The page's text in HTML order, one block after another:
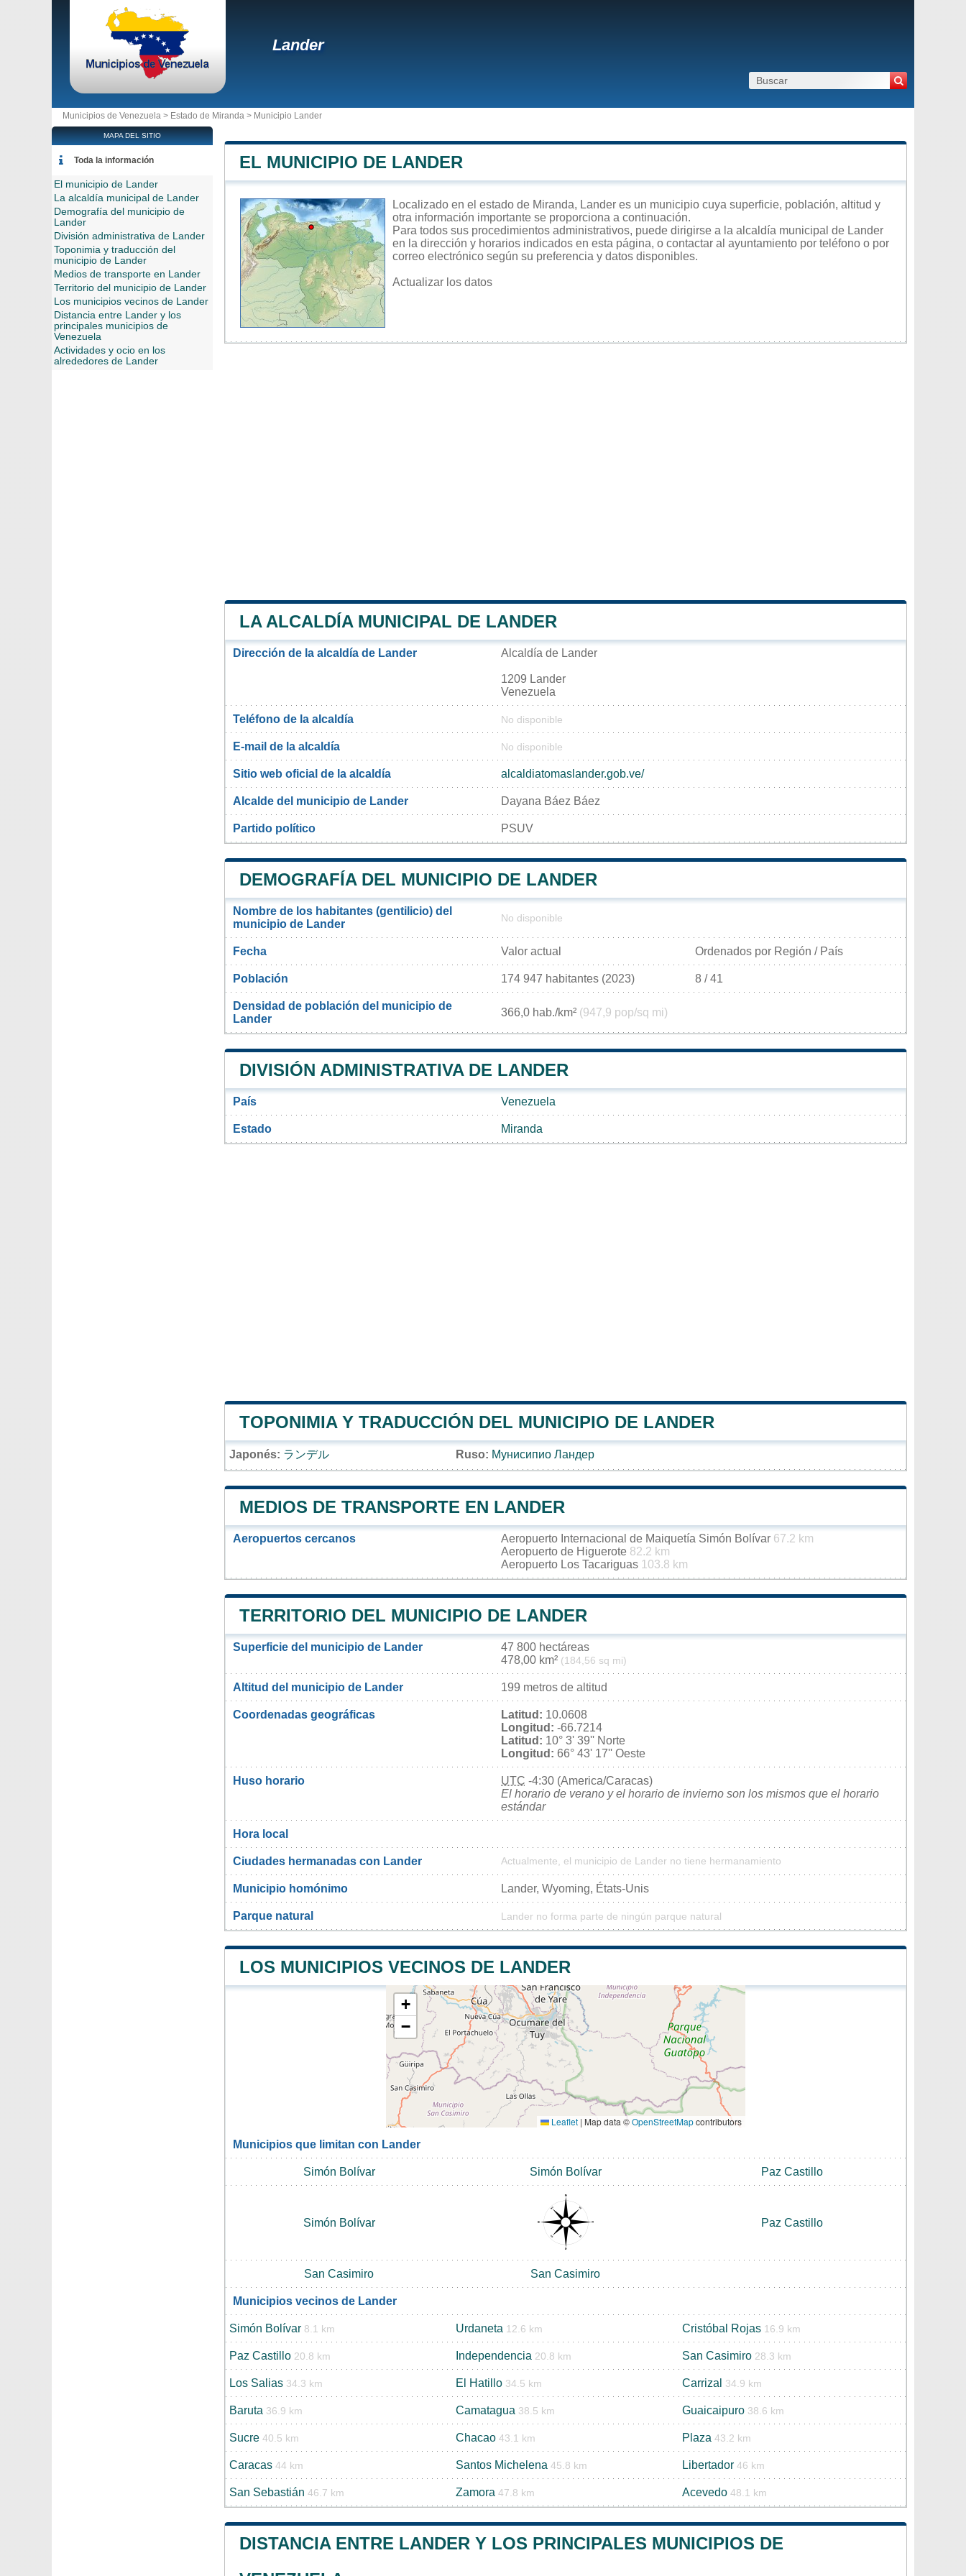
Lander
Municipios de Venezuela > Estado de Miranda > Municipio Lander
EL MUNICIPIO DE LANDER
Localizado en el estado de Miranda, Lander es un municipio cuya superficie, población, altitud y
otra información importante se proporciona a continuación.
Para todos sus procedimientos administrativos, puede dirigirse a la alcaldía municipal de Lander
en la dirección y horarios indicados en esta página, o contactar al ayuntamiento por teléfono o por
correo electrónico según su preferencia y datos disponibles.
Actualizar los datos
LA ALCALDÍA MUNICIPAL DE LANDER
Dirección de la alcaldía de Lander Alcaldía de Lander
1209 Lander
Venezuela
Teléfono de la alcaldía No disponible
E-mail de la alcaldía No disponible
Sitio web oficial de la alcaldía alcaldiatomaslander.gob.ve/
Alcalde del municipio de Lander Dayana Báez Báez
Partido político PSUV
DEMOGRAFÍA DEL MUNICIPIO DE LANDER
Nombre de los habitantes (gentilicio) del
municipio de Lander
No disponible
Fecha Valor actual Ordenados por Región / País
Población 174 947 habitantes (2023) 8 / 41
Densidad de población del municipio de
Lander
366,0 hab./km² (947,9 pop/sq mi)
DIVISIÓN ADMINISTRATIVA DE LANDER
País Venezuela
Estado Miranda
TOPONIMIA Y TRADUCCIÓN DEL MUNICIPIO DE LANDER
Japonés: ランデル Ruso: Мунисипио Ландер
MEDIOS DE TRANSPORTE EN LANDER
Aeropuertos cercanos Aeropuerto Internacional de Maiquetía Simón Bolívar 67.2 km
Aeropuerto de Higuerote 82.2 km
Aeropuerto Los Tacariguas 103.8 km
TERRITORIO DEL MUNICIPIO DE LANDER
Superficie del municipio de Lander
47 800 hectáreas
478,00 km² (184,56 sq mi)
Altitud del municipio de Lander 199 metros de altitud
Coordenadas geográficas Latitud: 10.0608
Longitud: -66.7214
Latitud: 10° 3' 39'' Norte
Longitud: 66° 43' 17'' Oeste
Huso horario UTC -4:30 (America/Caracas)
El horario de verano y el horario de invierno son los mismos que el horario
estándar
Hora local
Ciudades hermanadas con Lander Actualmente, el municipio de Lander no tiene hermanamiento
Municipio homónimo Lander, Wyoming, États-Unis
Parque natural Lander no forma parte de ningún parque natural
LOS MUNICIPIOS VECINOS DE LANDER
+
−
Leaflet | Map data ©OpenStreetMapcontributors
Municipios que limitan con Lander
Simón Bolívar Simón Bolívar Paz Castillo
Simón Bolívar Paz Castillo
San Casimiro San Casimiro
Municipios vecinos de Lander
Simón Bolívar 8.1 km Urdaneta 12.6 km Cristóbal Rojas 16.9 km
Paz Castillo 20.8 km Independencia 20.8 km San Casimiro 28.3 km
Los Salias 34.3 km El Hatillo 34.5 km Carrizal 34.9 km
Baruta 36.9 km Camatagua 38.5 km Guaicaipuro 38.6 km
Sucre 40.5 km Chacao 43.1 km Plaza 43.2 km
Caracas 44 km Santos Michelena 45.8 km Libertador 46 km
San Sebastián 46.7 km Zamora 47.8 km Acevedo 48.1 km
DISTANCIA ENTRE LANDER Y LOS PRINCIPALES MUNICIPIOS DE
MAPA DEL SITIO
Toda la información
El municipio de Lander
La alcaldía municipal de Lander
Demografía del municipio de
Lander
División administrativa de Lander
Toponimia y traducción del
municipio de Lander
Medios de transporte en Lander
Territorio del municipio de Lander
Los municipios vecinos de Lander
Distancia entre Lander y los
principales municipios de
Venezuela
Actividades y ocio en los
alrededores de Lander